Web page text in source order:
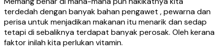
terdedah dengan banyak bahan pengawet , pewarna dan
perisa untuk menjadikan makanan itu menarik dan sedap
tetapi di sebaliknya terdapat banyak perosak. Oleh kerana
faktor inilah kita perlukan vitamin.